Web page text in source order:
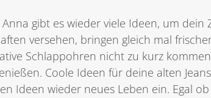
gibt es wieder viele Ideen, um dein
versehen, bringen gleich mal
Schlappohren nicht zu kurz
Coole Ideen für deine alten
Ideen wieder neues Leben ein. Egal ob